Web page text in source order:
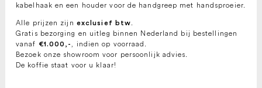
kabelhaak en een houder voor de handgreep met handsproeier.
Alle prijzen zijn exclusief btw.
Gratis bezorging en uitleg binnen Nederland bij bestellingen
vanaf €1.000,- , indien op voorraad.
Bezoek onze showroom voor persoonlijk advies.
De koffie staat voor u klaar!